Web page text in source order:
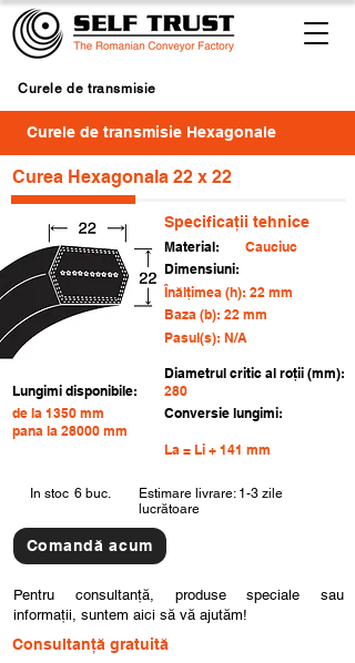
Curele de transmisie
Curele de transmisie Hexagonale
Curea Hexagonala 22 x 22
Specificații tehnice
Material:
Cauciuc
Dimensiuni:
Înălțimea (h): 22 mm
Baza (b): 22 mm
Pasul(s): N/A
Diametrul critic al roții (mm):
Lungimi disponibile:
de la 1350 mm
pana la 28000 mm
280
Conversie lungimi:
La = Li + 141 mm
In stoc 6 buc.
Estimare livrare: 1-3 zile
lucrătoare
Comandă acum
Pentru consultanță, produse speciale sau
informații, suntem aici să vă ajutăm!
Consultanță gratuită